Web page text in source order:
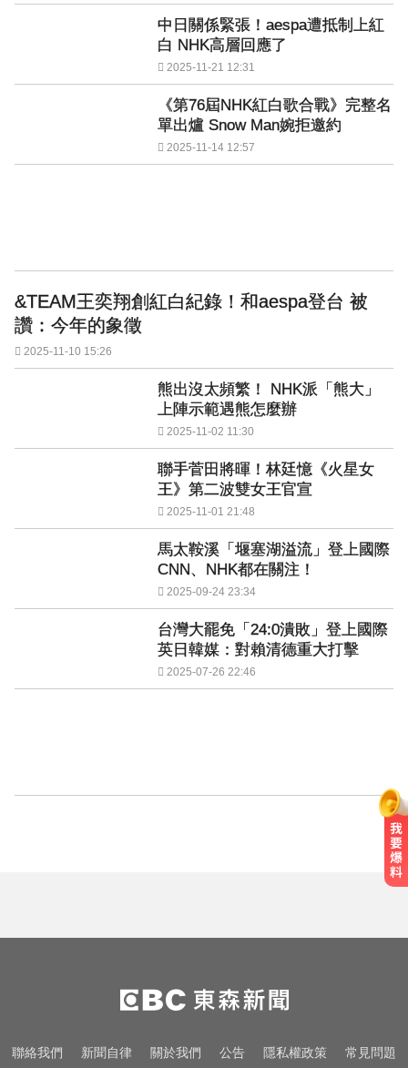
中日關係緊張！aespa遭抵制上紅
白 NHK高層回應了
2025-11-21 12:31
《第76屆NHK紅白歌合戰》完整名
單出爐 Snow Man婉拒邀約
2025-11-14 12:57
&TEAM王奕翔創紅白紀錄！和aespa登台 被
讚：今年的象徵
2025-11-10 15:26
熊出沒太頻繁！ NHK派「熊大」
上陣示範遇熊怎麼辦
2025-11-02 11:30
聯手菅田將暉！林廷憶《火星女
王》第二波雙女王官宣
2025-11-01 21:48
馬太鞍溪「堰塞湖溢流」登上國際
CNN、NHK都在關注！
2025-09-24 23:34
台灣大罷免「24:0潰敗」登上國際
英日韓媒：對賴清德重大打擊
2025-07-26 22:46
聯絡我們 新聞自律 關於我們 公告 隱私權政策 常見問題